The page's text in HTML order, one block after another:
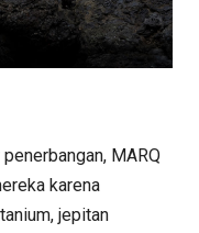
MARQ
karena
jepitan